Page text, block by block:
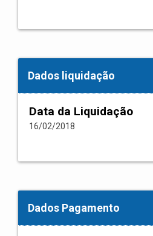
Dados liquidação
Data da Liquidação
16/02/2018
Dados Pagamento